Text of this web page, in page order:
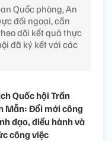
Quốc phòng, An
đối ngoại, cần
dõi kết quả thực
đã ký kết với các
Quốc hội Trần
Mẫn: Đổi mới công
đạo, điều hành và
công việc